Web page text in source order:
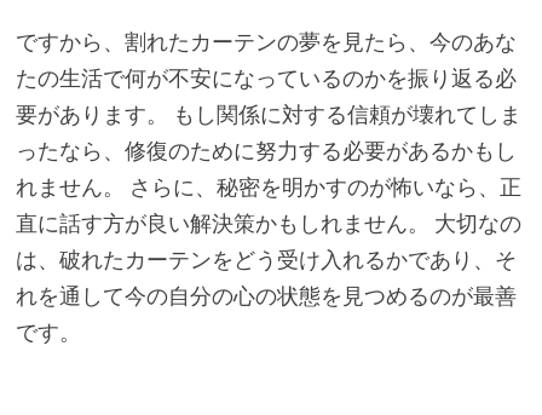
ですから、割れたカーテンの夢を見たら、今のあな
たの生活で何が不安になっているのかを振り返る必
要があります。 もし関係に対する信頼が壊れてしま
ったなら、修復のために努力する必要があるかもし
れません。 さらに、秘密を明かすのが怖いなら、正
直に話す方が良い解決策かもしれません。 大切なの
は、破れたカーテンをどう受け入れるかであり、そ
れを通して今の自分の心の状態を見つめるのが最善
です。